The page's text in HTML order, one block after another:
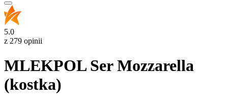
5.0
z 279 opinii
MLEKPOL Ser Mozzarella
(kostka)